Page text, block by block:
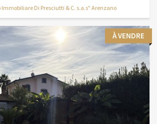
Di Presciutti & C. s.a.s" Arenzano
À VENDRE